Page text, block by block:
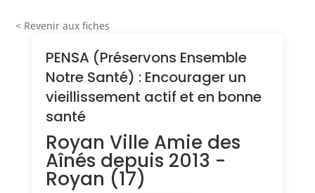
< Revenir aux fiches
PENSA (Préservons Ensemble
Notre Santé) : Encourager un
vieillissement actif et en bonne
santé
Royan Ville Amie des
Aînés depuis 2013 -
Royan (17)